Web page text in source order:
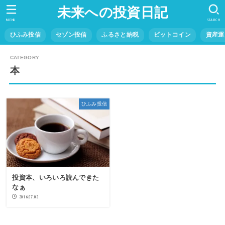
未来への投資日記
ひふみ投信 セゾン投信 ふるさと納税 ビットコイン 資産
SEARCH
MENU
本
ひふみ投信
投資本、いろいろ読んできた
なぁ
2016.07.02